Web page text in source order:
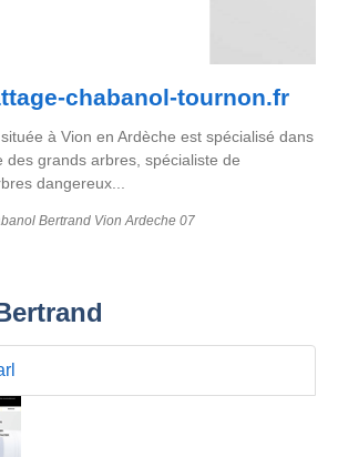
chabanol-tournon.fr
à Vion en Ardèche est spécialisé dans
des grands arbres, spécialiste de
dangereux...
Bertrand Vion Ardeche 07